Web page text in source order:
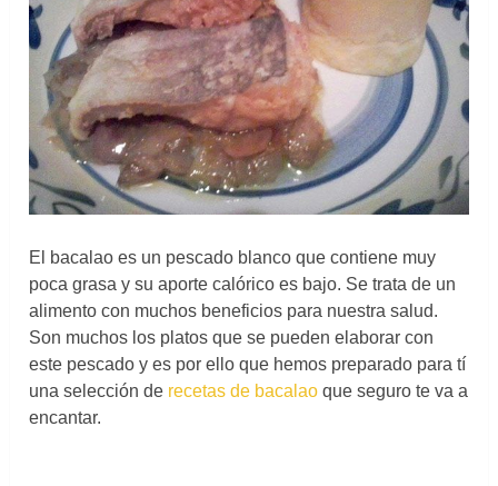
El bacalao es un pescado blanco que contiene muy
poca grasa y su aporte calórico es bajo. Se trata de un
alimento con muchos beneficios para nuestra salud.
Son muchos los platos que se pueden elaborar con
este pescado y es por ello que hemos preparado para tí
una selección de recetas de bacalao que seguro te va a
encantar.